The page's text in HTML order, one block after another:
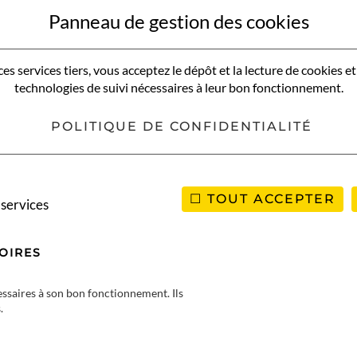
cette femme emblématique, l’assigner à résidence durant
de nationalités anglaises depuis que le pouvoir leur a
pays en2011par la mise en place d’un gouvernement civil
et qui n’hésite pas, encore aujourd’hui, à menacer son
concernant l’histoire du pays, cliquezici
Panneau de gestion des cookies
services tiers, vous acceptez le dépôt et la lecture de cookies
technologies de suivi nécessaires à leur bon fonctionnement.
POLITIQUE DE CONFIDENTIALITÉ
TOUT ACCEPTER
à son bon fonctionnement. Ils